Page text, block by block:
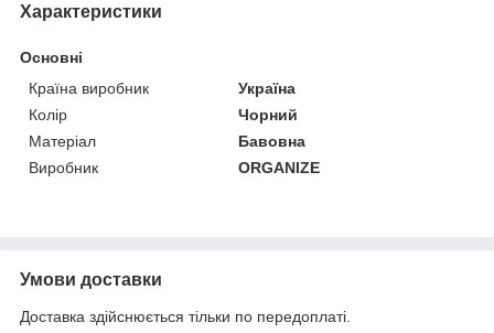
Характеристики
Основні
Країна виробник
Україна
Колір
Чорний
Матеріал
Бавовна
Виробник
ORGANIZE
Умови доставки
Доставка здійснюється тільки по передоплаті.